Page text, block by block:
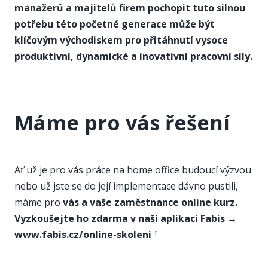
manažerů a majitelů firem pochopit tuto silnou
potřebu této početné generace může být
klíčovým východiskem pro přitáhnutí vysoce
produktivní, dynamické a inovativní pracovní síly.
Máme pro vás řešení
Ať už je pro vás práce na home office budoucí výzvou
nebo už jste se do její implementace dávno pustili,
máme pro vás a vaše zaměstnance online kurz.
Vyzkoušejte ho zdarma v naší aplikaci Fabis →
www.fabis.cz/online-skoleni